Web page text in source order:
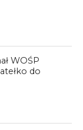
WOŚP
do